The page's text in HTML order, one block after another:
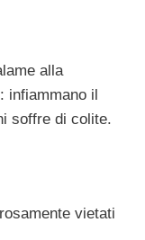
alla
infiammano il
soffre di colite.
vietati